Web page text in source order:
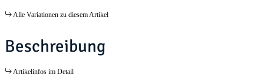
Alle Variationen zu diesem Artikel
Beschreibung
Artikelinfos im Detail